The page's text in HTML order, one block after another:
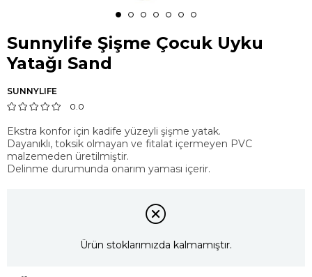
Sunnylife Şişme Çocuk Uyku
Yatağı Sand
SUNNYLIFE
0.0
Ekstra konfor için kadife yüzeyli şişme yatak.
Dayanıklı, toksik olmayan ve fitalat içermeyen PVC
malzemeden üretilmiştir.
Delinme durumunda onarım yaması içerir.
Ürün stoklarımızda kalmamıştır.